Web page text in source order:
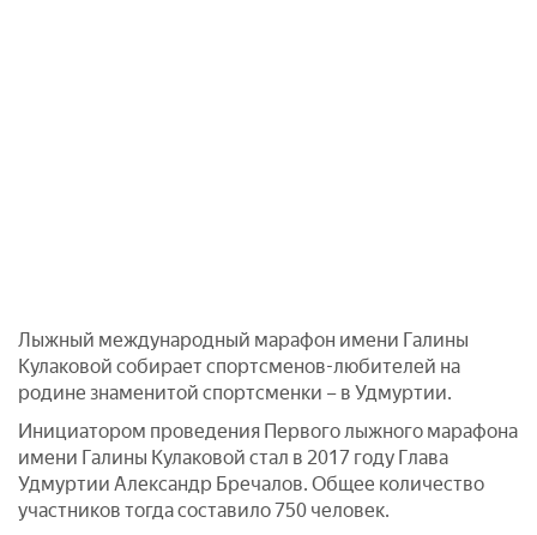
Лыжный международный марафон имени Галины
Кулаковой собирает спортсменов-любителей на
родине знаменитой спортсменки – в Удмуртии.
Инициатором проведения Первого лыжного марафона
имени Галины Кулаковой стал в 2017 году Глава
Удмуртии Александр Бречалов. Общее количество
участников тогда составило 750 человек.